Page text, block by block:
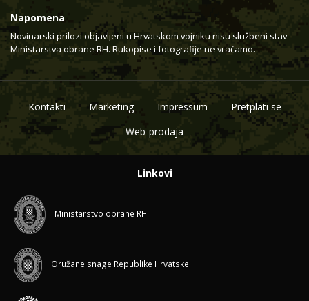
Napomena
Novinarski prilozi objavljeni u Hrvatskom vojniku nisu službeni stav
Ministarstva obrane RH. Rukopise i fotografije ne vraćamo.
Kontakti Marketing Impressum
Pretplati se
Web-prodaja
Linkovi
Ministarstvo obrane RH
Oružane snage Republike Hrvatske